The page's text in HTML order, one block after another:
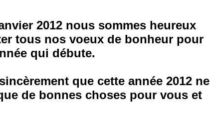
2012 nous sommes heureux
tous nos voeux de bonheur pour
qui débute.
que cette année 2012 ne
de bonnes choses pour vous et